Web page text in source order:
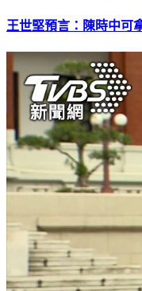
王世堅預言：陳時中